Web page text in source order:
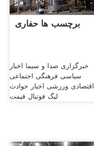
برچسب ها حفاری
خبرگزاری صدا و سیما اخبار
سیاسی فرهنگی اجتماعی
اقتصادی ورزشی اخبار حوادث
لیگ فوتبال قیمت